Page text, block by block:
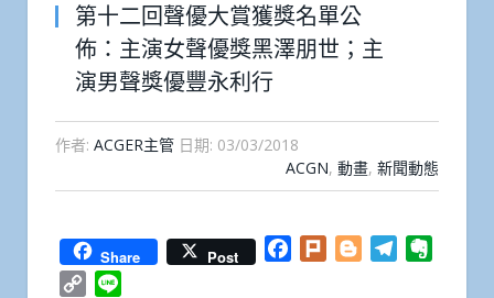
第十二回聲優大賞獲獎名單公
佈：主演女聲優獎黑澤朋世；主
演男聲獎優豐永利行
作者: ACGER主管 日期: 03/03/2018
ACGN, 動畫, 新聞動態
Share Post Facebook
Plurk BloggerTelegram
Copy